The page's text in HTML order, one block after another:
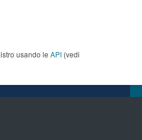
usando le API (vedi